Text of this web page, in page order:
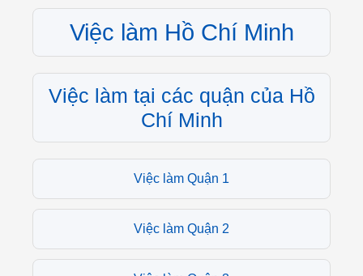
Việc làm Hồ Chí Minh
Việc làm tại các quận của Hồ
Chí Minh
Việc làm Quận 1
Việc làm Quận 2